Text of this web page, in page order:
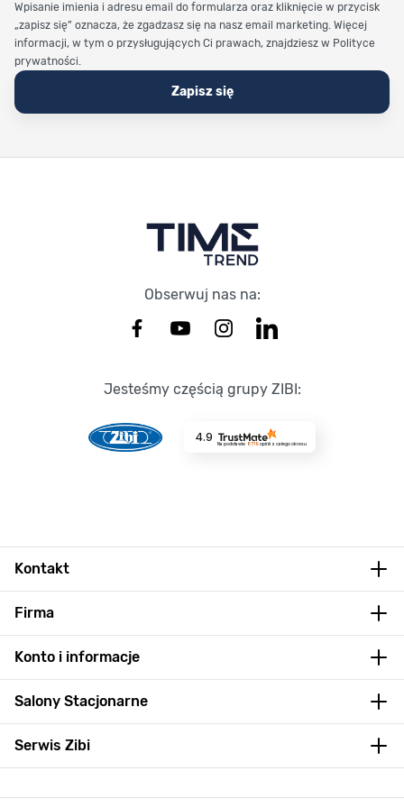
Wpisanie imienia i adresu email do formularza oraz kliknięcie w przycisk
„zapisz się” oznacza, że zgadzasz się na nasz email marketing. Więcej
informacji, w tym o przysługujących Ci prawach, znajdziesz w Polityce
prywatności.
Zapisz się
Obserwuj nas na:
Jesteśmy częścią grupy ZIBI:
4.9
Na podstawie 8719opinii z całego okresu
Kontakt
Firma
Konto i informacje
Salony Stacjonarne
Serwis Zibi